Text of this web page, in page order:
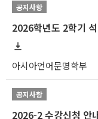
공지사항
아시아언어문명학부
공지사항
2026-2 수강신청 안